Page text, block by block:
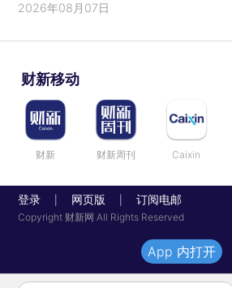
2026年08月07日
财新移动
财新 财新周刊 Caixin
登录 网页版 订阅电邮
Copyright 财新网 All Rights Reserved
App 内打开